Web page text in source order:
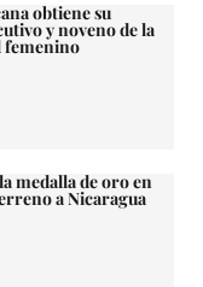
obtiene su
y noveno de la
femenino
medalla de oro en
a Nicaragua